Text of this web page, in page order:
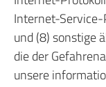
Internet-
und (8) sonstige
die der
unsere